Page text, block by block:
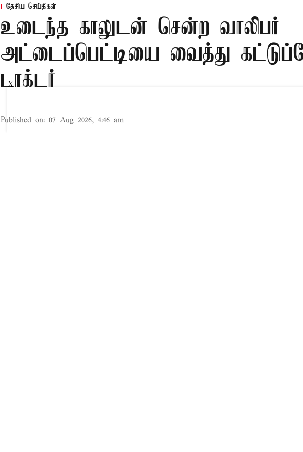
தேசிய செய்திகள்
உடைந்த காலுடன் சென்ற வாலிபர்
அட்டைப்பெட்டியை வைத்து
டாக்டர்
Published on: 07 Aug 2026, 4:46 am
X